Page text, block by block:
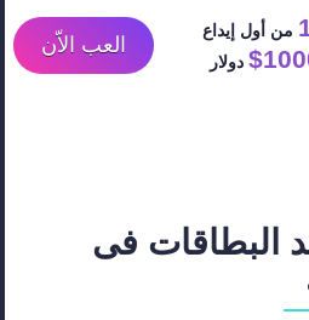
من أول إيداع
دولار
العب الاّن
البطاقات فى